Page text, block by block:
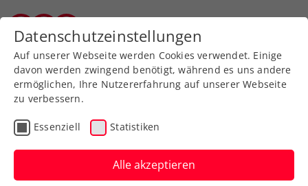
Datenschutzeinstellungen
Auf unserer Webseite werden Cookies verwendet. Einige
davon werden zwingend benötigt, während es uns andere
ermöglichen, Ihre Nutzererfahrung auf unserer Webseite
zu verbessern.
Essenziell Statistiken
Alle akzeptieren